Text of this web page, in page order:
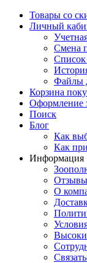
Товары со
Личный
Смена
Список
Файлы
Корзина
Оформление
Поиск
Блог
Как
Как
Информация
Отзывы
О